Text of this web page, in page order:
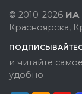
© 2010-2026 ИА
Красноярска,
и читайте
удобно